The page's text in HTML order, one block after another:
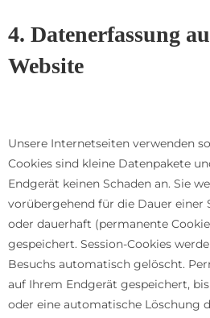
4. Datenerfassung
Website
Unsere Internetseiten verwenden
Cookies sind kleine Datenpakete
Endgerät keinen Schaden an. Sie
vorübergehend für die Dauer einer
oder dauerhaft (permanente
gespeichert. Session-Cookies
Besuchs automatisch gelöscht.
auf Ihrem Endgerät gespeichert,
oder eine automatische Löschung